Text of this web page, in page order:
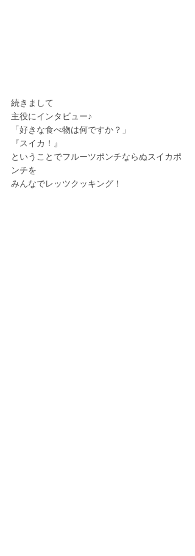
続きまして
主役にインタビュー♪
「好きな食べ物は何ですか？」
『スイカ！』
ということでフルーツポンチならぬスイカポ
ンチを
みんなでレッツクッキング！